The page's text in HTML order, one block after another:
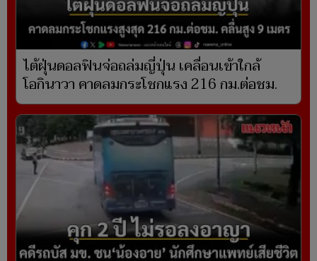
ไต้ฝุ่นดอลฟินจ่อถล่มญี่ปุ่น เคลื่อนเข้าใกล้
โอกินาวา คาดลมกระโชกแรง 216 กม.ต่อชม.